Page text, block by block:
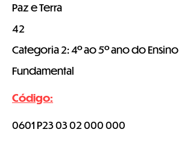
Paz e Terra
42
Categoria 2: 4º ao 5º ano do Ensino
Fundamental
Código:
0601 P2303 02 000 000